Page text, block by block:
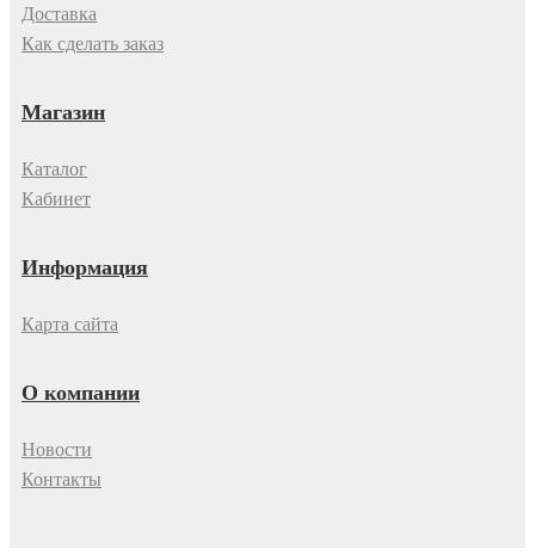
Доставка
Как сделать заказ
Магазин
Каталог
Кабинет
Информация
Карта сайта
О компании
Новости
Контакты